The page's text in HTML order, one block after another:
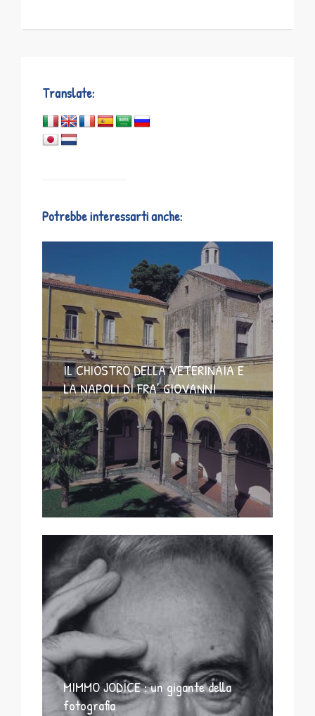
Translate:
Potrebbe interessarti anche:
IL CHIOSTRO DELLA VETERINAIA E
LA NAPOLI DI FRA’ GIOVANNI
MIMMO JODICE : un gigante della
fotografia